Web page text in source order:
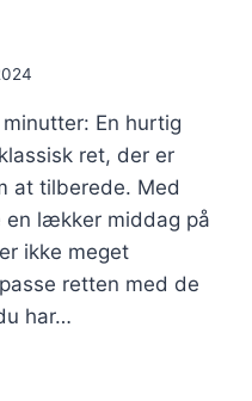
En hurtig
ret, der er
at tilberede. Med
en lækker middag på
ikke meget
retten med de
har…